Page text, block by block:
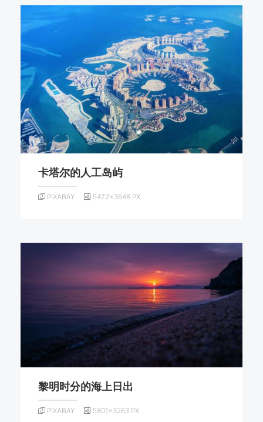
卡塔尔的人工岛屿
PIXABAY 5472×3648 PX
黎明时分的海上日出
PIXABAY 5801×3263 PX